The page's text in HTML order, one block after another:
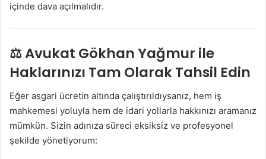
içinde dava açılmalıdır.
⚖️ Avukat Gökhan Yağmur ile
Haklarınızı Tam Olarak Tahsil Edin
Eğer asgari ücretin altında çalıştırıldıysanız, hem iş
mahkemesi yoluyla hem de idari yollarla hakkınızı aramanız
mümkün. Sizin adınıza süreci eksiksiz ve profesyonel
şekilde yönetiyorum: